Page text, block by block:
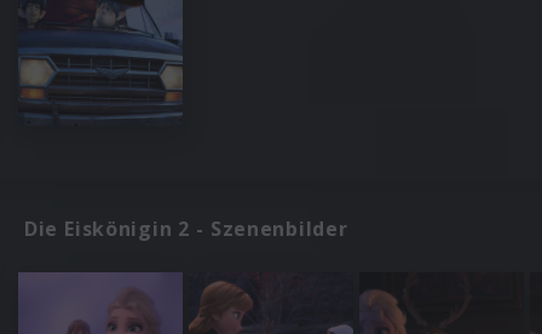
Die Eiskönigin 2 - Szenenbilder